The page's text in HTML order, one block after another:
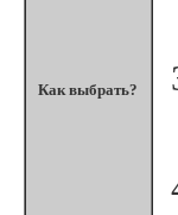
Как выбрать?